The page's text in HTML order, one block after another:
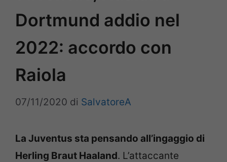
Dortmund addio nel
2022: accordo con
Raiola
07/11/2020 di SalvatoreA
La Juventus sta pensando all’ingaggio di
Herling Braut Haaland. L’attaccante